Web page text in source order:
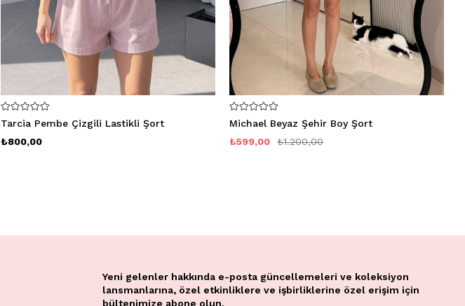
Tarcia Pembe Çizgili Lastikli Şort
₺800,00
Michael Beyaz Şehir Boy Şort
₺599,00
₺1.200,00
Yeni gelenler hakkında e-posta güncellemeleri ve koleksiyon
lansmanlarına, özel etkinliklere ve işbirliklerine özel erişim için
bültenimize abone olun.